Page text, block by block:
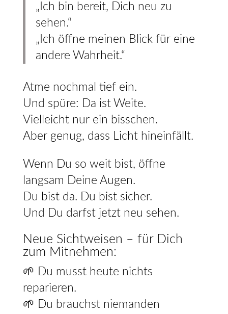
„Ich bin bereit, Dich neu zu
sehen.“
„Ich öffne meinen Blick für eine
andere Wahrheit.“
Atme nochmal tief ein.
Und spüre: Da ist Weite.
Vielleicht nur ein bisschen.
Aber genug, dass Licht hineinfällt.
Wenn Du so weit bist, öffne
langsam Deine Augen.
Du bist da. Du bist sicher.
Und Du darfst jetzt neu sehen.
Neue Sichtweisen – für Dich
zum Mitnehmen:
🌱 Du musst heute nichts
reparieren.
🌱 Du brauchst niemanden